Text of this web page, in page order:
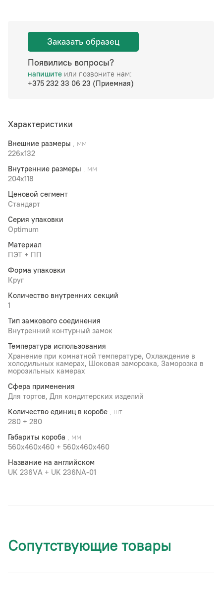
Заказать образец
Появились вопросы?
напишите или позвоните нам:
+375 232 33 06 23 (Приемная)
Характеристики
Внешние размеры , мм
226x132
Внутренние размеры , мм
204x118
Ценовой сегмент
Стандарт
Серия упаковки
Optimum
Материал
ПЭТ + ПП
Форма упаковки
Круг
Количество внутренних секций
1
Тип замкового соединения
Внутренний контурный замок
Температура использования
Хранение при комнатной температуре, Охлаждение в
холодильных камерах, Шоковая заморозка, Заморозка в
морозильных камерах
Сфера применения
Для тортов, Для кондитерских изделий
Количество единиц в коробе , шт
280 + 280
Габариты короба , мм
560x460х460 + 560x460х460
Название на английском
UK 236VА + UK 236NА-01
Сопутствующие товары